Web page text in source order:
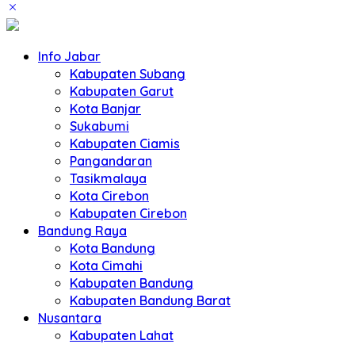
Info Jabar
Kabupaten Subang
Kabupaten Garut
Kota Banjar
Sukabumi
Kabupaten Ciamis
Pangandaran
Tasikmalaya
Kota Cirebon
Kabupaten Cirebon
Bandung Raya
Kota Bandung
Kota Cimahi
Kabupaten Bandung
Kabupaten Bandung Barat
Nusantara
Kabupaten Lahat